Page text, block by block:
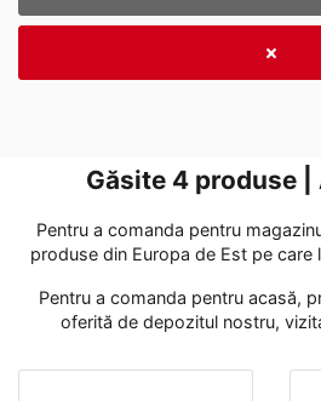
Găsite 4 produse |
Pentru a comanda pentru
produse din Europa de Est pe care
Pentru a comanda pentru acasă,
oferită de depozitul nostru,